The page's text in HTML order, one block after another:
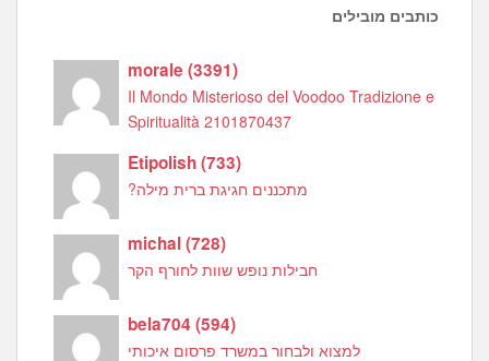
כותבים מובילים
morale(3391)
Il Mondo Misterioso del Voodoo Tradizione e
Spiritualità 2101870437
Etipolish(733)
מתכננים חגיגת ברית מילה?
michal(728)
חבילות נופש שוות לחורף הקר
bela704(594)
למצוא ולבחור במשרד פרסום איכותי